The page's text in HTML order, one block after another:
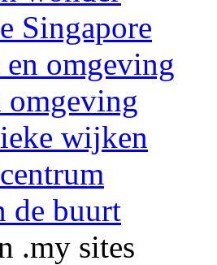
Singapore
omgeving
omgeving
wijken
de buurt
.my sites